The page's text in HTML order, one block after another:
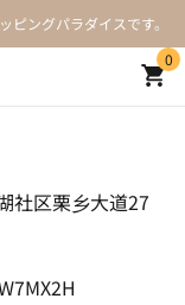
ングパラダイスです。
0
社区栗乡大道27